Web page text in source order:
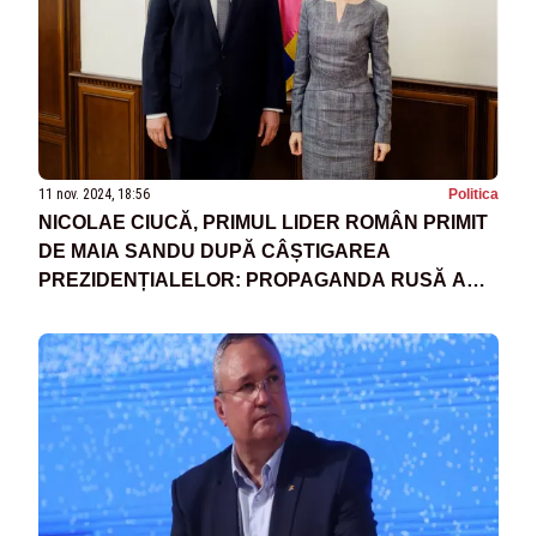
11 nov. 2024, 18:56 Politica
NICOLAE CIUCĂ, PRIMUL LIDER ROMÂN PRIMIT
DE MAIA SANDU DUPĂ CÂȘTIGAREA
PREZIDENȚIALELOR: PROPAGANDA RUSĂ A
BUCUREȘTI